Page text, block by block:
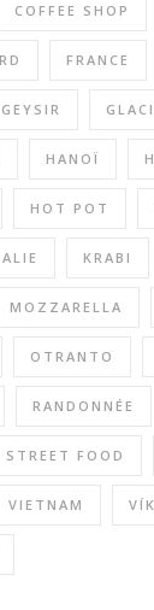
COFFEE SHOP
FRANCE
GEYSIR
HANOÏ
HOT POT
KRABI
MOZZARELLA
OTRANTO
RANDONNÉE
STREET FOOD
VIETNAM VÍK